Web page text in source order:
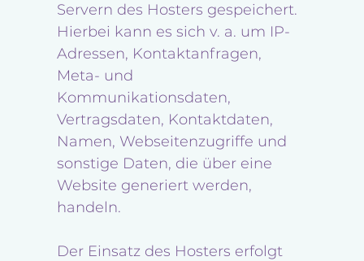
Servern des Hosters gespeichert.
Hierbei kann es sich v. a. um IP-
Adressen, Kontaktanfragen,
Meta- und
Kommunikationsdaten,
Vertragsdaten, Kontaktdaten,
Namen, Webseitenzugriffe und
sonstige Daten, die über eine
Website generiert werden,
handeln.
Der Einsatz des Hosters erfolgt